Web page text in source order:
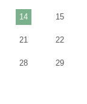
14 15
21 22
28 29